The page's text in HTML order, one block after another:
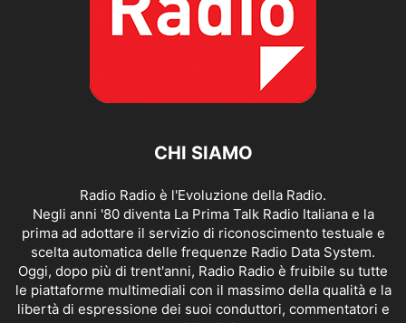
CHI SIAMO
Radio Radio è l'Evoluzione della Radio.
Negli anni '80 diventa La Prima Talk Radio Italiana e la
prima ad adottare il servizio di riconoscimento testuale e
scelta automatica delle frequenze Radio Data System.
Oggi, dopo più di trent'anni, Radio Radio è fruibile su tutte
le piattaforme multimediali con il massimo della qualità e la
libertà di espressione dei suoi conduttori, commentatori e